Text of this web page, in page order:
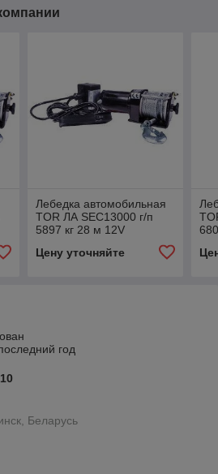
Лебедка автомобильная
TOR ЛА SEC13000 г/п
5897 кг 28 м 12V
Цену уточняйте
год
Беларусь